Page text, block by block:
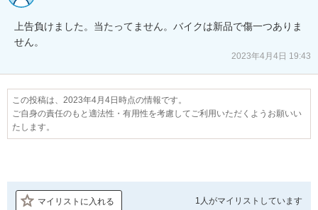
上告負けました。当たってません。バイクは新品で傷一つありま
せん。
2023年4月4日 19:43
この投稿は、2023年4月4日時点の情報です。
ご自身の責任のもと適法性・有用性を考慮してご利用いただくようお願いい
たします。
マイリストに入れる 1人がマイリストしています